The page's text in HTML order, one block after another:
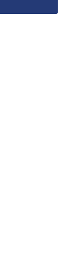
- Ghi
46T bức phá tốc
LOOSE-31460S
mà còn đảm
những người mới